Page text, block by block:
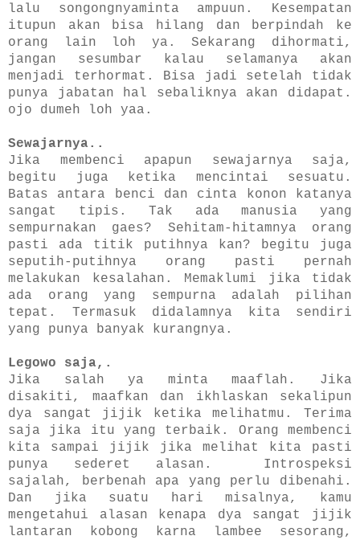
lalu songongnyaminta ampuun. Kesempatan
itupun akan bisa hilang dan berpindah ke
orang lain loh ya. Sekarang dihormati,
jangan sesumbar kalau selamanya akan
menjadi terhormat. Bisa jadi setelah tidak
punya jabatan hal sebaliknya akan didapat.
ojo dumeh loh yaa.
Sewajarnya..
Jika membenci apapun sewajarnya saja,
begitu juga ketika mencintai sesuatu.
Batas antara benci dan cinta konon katanya
sangat tipis. Tak ada manusia yang
sempurnakan gaes? Sehitam-hitamnya orang
pasti ada titik putihnya kan? begitu juga
seputih-putihnya orang pasti pernah
melakukan kesalahan. Memaklumi jika tidak
ada orang yang sempurna adalah pilihan
tepat. Termasuk didalamnya kita sendiri
yang punya banyak kurangnya.
Legowo saja,.
Jika salah ya minta maaflah. Jika
disakiti, maafkan dan ikhlaskan sekalipun
dya sangat jijik ketika melihatmu. Terima
saja jika itu yang terbaik. Orang membenci
kita sampai jijik jika melihat kita pasti
punya sederet alasan. Introspeksi
sajalah, berbenah apa yang perlu dibenahi.
Dan jika suatu hari misalnya, kamu
mengetahui alasan kenapa dya sangat jijik
lantaran kobong karna lambee sesorang,